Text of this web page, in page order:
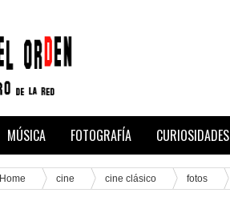
MÚSICA FOTOGRAFÍA CURIOSIDADES
Home cine cine clásico fotos